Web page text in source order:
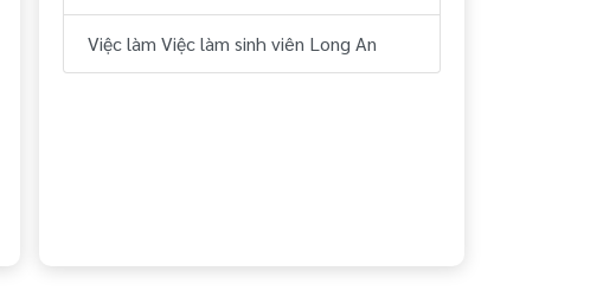
Việc làm Việc làm sinh viên Long An